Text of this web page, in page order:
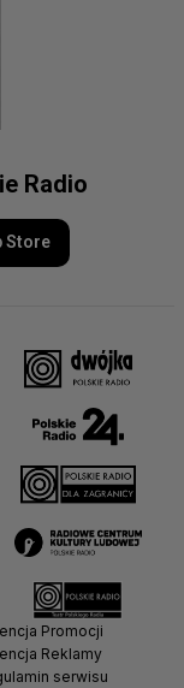
Radio
Store
Promocji
Reklamy
serwisu